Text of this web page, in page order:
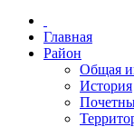
Главная
Район
Общая
История